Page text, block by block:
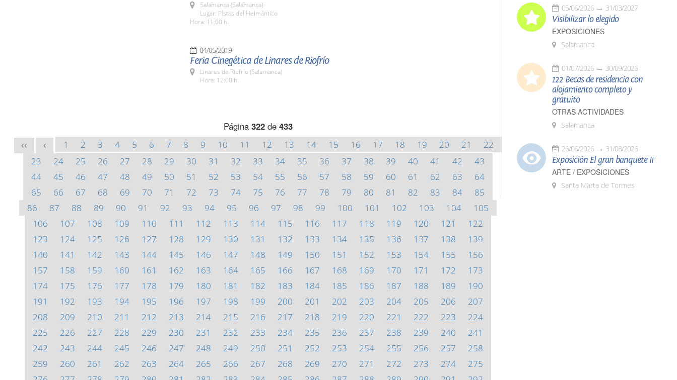
Salamanca (Salamanca)
Lugar: Pistas del Helmántico
Hora: 11:00 h.
04/05/2019
Feria Cinegética de Linares de Riofrío
Linares de Riofrío (Salamanca)
Hora: 12:00 h.
Página 322de 433
<< < 1 2 3 4 5 6 7 8 9 10 11 12 13 14 15 16 17 18 19 20 21
22
23
24 25 26 27 28 29 30 31 32 33 34 35 36 37 38 39 40 41 42
43
44
45 46 47 48 49 50 51 52 53 54 55 56 57 58 59 60 61 62 63
64
65
66 67 68 69 70 71 72 73 74 75 76 77 78 79 80 81 82 83 84
85
86
87 88 89 90 91 92 93 94 95 96 97 98 99 100 101 102 103 104
105
106
107 108 109 110 111 112 113 114 115 116 117 118 119 120 121
122
123
124 125 126 127 128 129 130 131 132 133 134 135 136 137 138
139
140
141 142 143 144 145 146 147 148 149 150 151 152 153 154 155
156
157
158 159 160 161 162 163 164 165 166 167 168 169 170 171 172
173
174
175 176 177 178 179 180 181 182 183 184 185 186 187 188 189
190
191
192 193 194 195 196 197 198 199 200 201 202 203 204 205 206
207
208
209 210 211 212 213 214 215 216 217 218 219 220 221 222 223
224
225
226 227 228 229 230 231 232 233 234 235 236 237 238 239 240
241
242
243 244 245 246 247 248 249 250 251 252 253 254 255 256 257
258
259
260 261 262 263 264 265 266 267 268 269 270 271 272 273 274
275
05/06/2026 31/03/2027
Visibilizar lo elegido
EXPOSICIONES
Salamanca
01/07/2026 30/09/2026
122 Becas de residencia con
alojamiento completo y
gratuito
OTRAS ACTIVIDADES
Salamanca
26/06/2026 31/08/2026
Exposición El gran banquete II
ARTE / EXPOSICIONES
Santa Marta de Tormes